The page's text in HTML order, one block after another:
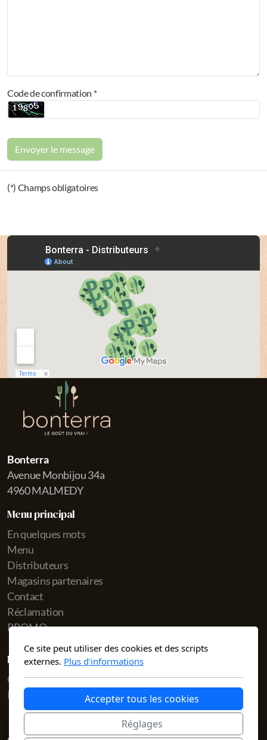
Code de confirmation *
Envoyer le message
(*) Champs obligatoires
Bonterra
Avenue Monbijou 34a
4960 MALMEDY
Menu principal
En quelques mots
Menu
Distributeurs
Magasins partenaires
Contact
Réclamation
PROMO
Légal
Conditions d'utilisation
Politique de confidentialité
Ce site peut utiliser des cookies et des scripts
externes. Plus d'informations
Accepter tous les cookies
Réglages